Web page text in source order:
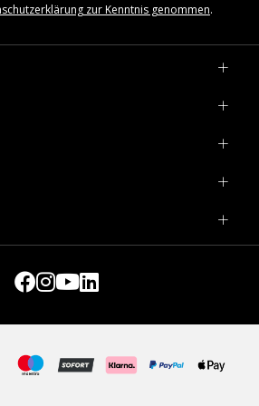
eignen.mit sommerlichen Sandalen
auf geox.com.
zur Kenntnis genommen.